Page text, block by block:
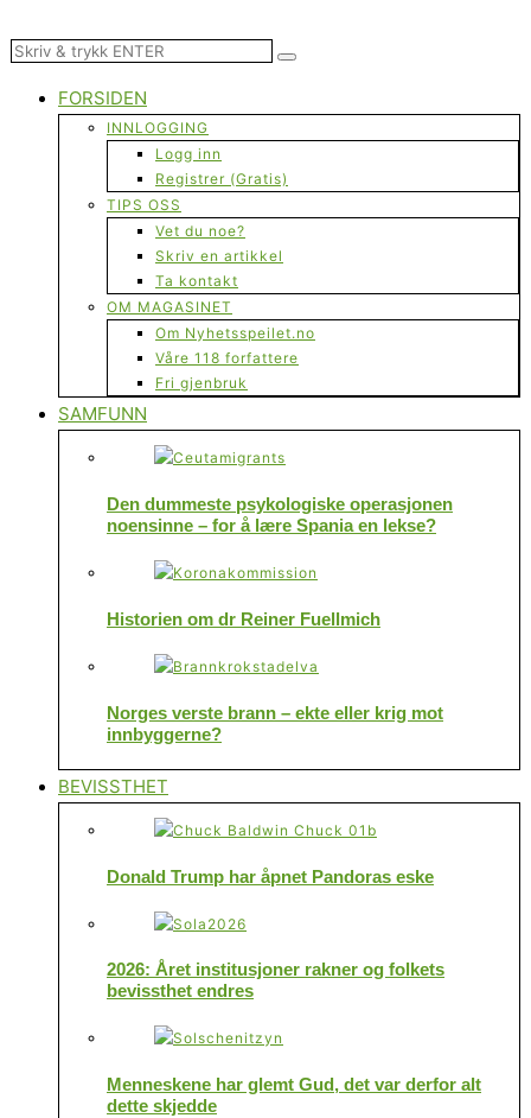
FORSIDEN
INNLOGGING
Logg inn
Registrer (Gratis)
TIPS OSS
Vet du noe?
Skriv en artikkel
Ta kontakt
OM MAGASINET
Om Nyhetsspeilet.no
Våre 118 forfattere
Fri gjenbruk
SAMFUNN
Den dummeste psykologiske operasjonen
noensinne – for å lære Spania en lekse?
Historien om dr Reiner Fuellmich
Norges verste brann – ekte eller krig mot
innbyggerne?
BEVISSTHET
Donald Trump har åpnet Pandoras eske
2026: Året institusjoner rakner og folkets
bevissthet endres
Menneskene har glemt Gud, det var derfor alt
dette skjedde